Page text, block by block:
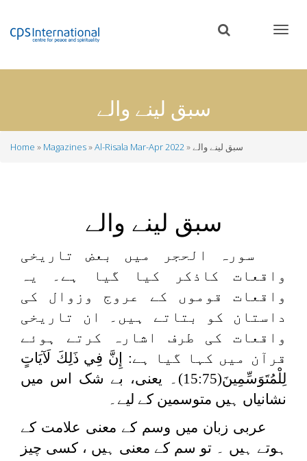
content
سبق لینے والے
Home Magazines Al-Risala Mar-Apr 2022 سبق لینے والے
سبق لینے والے
سورہ الحجر میں بعض تاریخی
واقعات کاذکر کیا گیا ہے۔ یہ
واقعات قوموں کے عروج وزوال کی
داستان کو بتاتے ہیں۔ ان تاریخی
واقعات کی طرف اشارہ کرتے ہوئے
قرآن میں کہا گیا ہے: إِنَّ فِي ذَلِكَ لَآيَاتٍ
لِلْمُتَوَسِّمِينَ
(15:75)۔ یعنی، بے شک اس میں
نشانیاں ہیں متوسمین کے لیے۔
عربی زبان میں وسم کے معنی علامت کے
ہوتے ہیں ۔ تو سم کے معنی ہیں ، کسی چیز